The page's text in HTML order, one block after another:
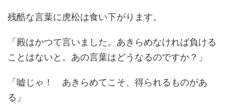
残酷な言葉に虎松は食い下がります。
「殿はかつて言いました。あきらめなければ負ける
ことはないと。あの言葉はどうなるのですか？」
「嘘じゃ！ あきらめてこそ、得られるものがあ
る」